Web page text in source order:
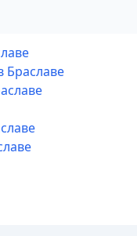
Браславе